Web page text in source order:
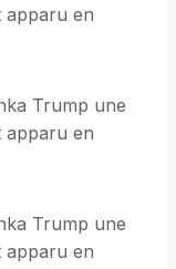
apparu en
Trump une
apparu en
Trump une
apparu en